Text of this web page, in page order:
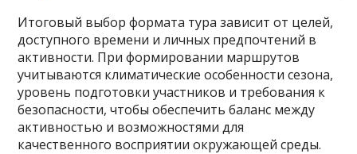
Итоговый выбор формата тура зависит от целей,
доступного времени и личных предпочтений в
активности. При формировании маршрутов
учитываются климатические особенности сезона,
уровень подготовки участников и требования к
безопасности, чтобы обеспечить баланс между
активностью и возможностями для
качественного восприятии окружающей среды.